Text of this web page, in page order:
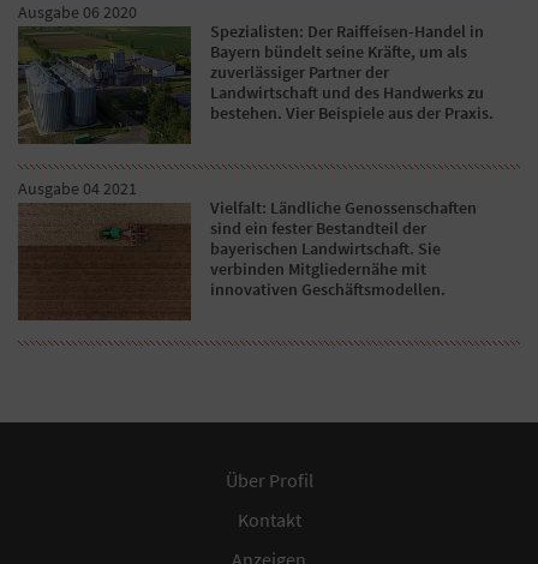
Ausgabe 06 2020
Spezialisten: Der Raiffeisen-Handel in
Bayern bündelt seine Kräfte, um als
zuverlässiger Partner der
Landwirtschaft und des Handwerks zu
bestehen. Vier Beispiele aus der Praxis.
Ausgabe 04 2021
Vielfalt: Ländliche Genossenschaften
sind ein fester Bestandteil der
bayerischen Landwirtschaft. Sie
verbinden Mitgliedernähe mit
innovativen Geschäftsmodellen.
Über Profil
Kontakt
Anzeigen